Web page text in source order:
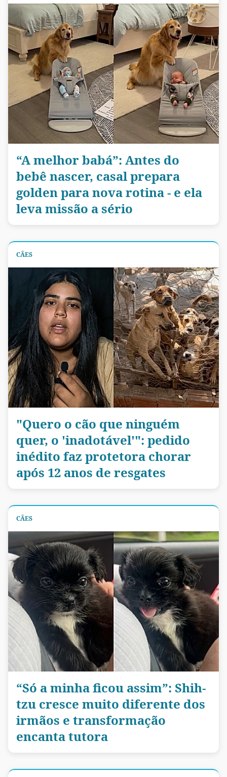
“A melhor babá”: Antes do
bebê nascer, casal prepara
golden para nova rotina - e ela
leva missão a sério
CÃES
"Quero o cão que ninguém
quer, o 'inadotável'": pedido
inédito faz protetora chorar
após 12 anos de resgates
CÃES
“Só a minha ficou assim”: Shih-
tzu cresce muito diferente dos
irmãos e transformação
encanta tutora